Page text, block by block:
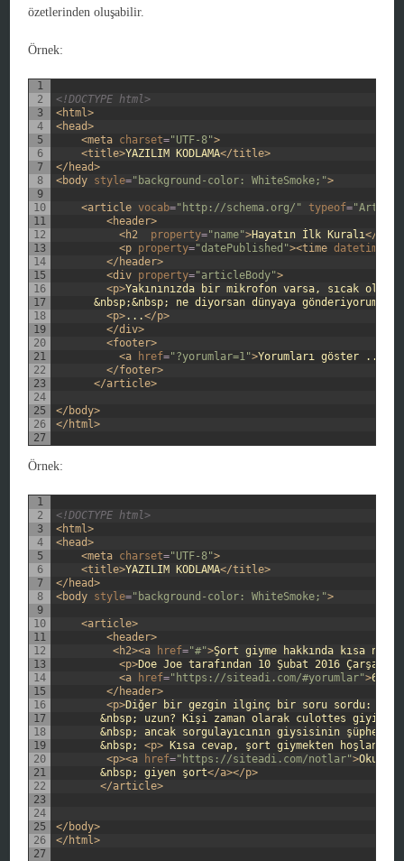
özetlerinden oluşabilir.
Örnek:
1
2
3
4
5
6
7
8
9
10
11
12
13
14
15
16
17
18
19
20
21
22
23
24
25
26
27
<!DOCTYPE html>
<html>
<head>
<meta charset="UTF-8">
<title>YAZILIM KODLAMA</title>
</head>
<body style="background-color: WhiteSmoke;">
<article vocab="http://schema.org/" typeof=
<header>
<h2 property="name">Hayatın İlk Kuralı</h2>
<p property="datePublished"><time datetime
</header>
<div property="articleBody">
<p>Yakınınızda bir mikrofon varsa, sıcak
&nbsp;&nbsp; ne diyorsan dünyaya gönderiyorum.
<p>...</p>
</div>
<footer>
<a
href="?yorumlar=1">Yorumları göster ...
</footer>
</article>
</body>
</html>
Örnek:
1
2
3
4
5
6
7
8
9
10
11
12
13
14
15
16
17
18
19
20
21
22
23
24
25
26
27
<!DOCTYPE html>
<html>
<head>
<meta charset="UTF-8">
<title>YAZILIM KODLAMA</title>
</head>
<body style="background-color: WhiteSmoke;">
<article>
<header>
<h2><a href="#">Şort giyme hakkında kısa not
<p>Doe Joe tarafından 10 Şubat 2016
<a
href="https://siteadi.com/#yorumlar">6
</header>
<p>Diğer bir gezgin ilginç bir soru sordu:
&nbsp; uzun? Kişi zaman olarak culottes giyiyordu,
&nbsp; ancak sorgulayıcının giysisinin şüpheli
&nbsp; <p> Kısa cevap, şort giymekten
<p><a href="https://siteadi.com/notlar">
&nbsp; giyen şort</a></p>
</article>
</body>
</html>